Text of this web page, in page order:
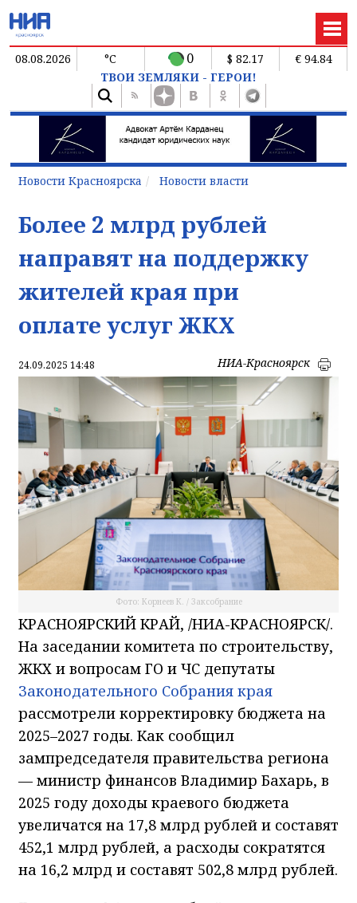
08.08.2026 °C 0 $ 82.17
€ 94.84
ТВОИ ЗЕМЛЯКИ - ГЕРОИ!
Новости Красноярска Новости власти
Более 2 млрд рублей
направят на поддержку
жителей края при
оплате услуг ЖКХ
24.09.2025 14:48 НИА-Красноярск
Фото: Корнеев К. / Заксобрание
КРАСНОЯРСКИЙ КРАЙ, /НИА-КРАСНОЯРСК/.
На заседании комитета по строительству,
ЖКХ и вопросам ГО и ЧС депутаты
Законодательного Собрания края
рассмотрели корректировку бюджета на
2025–2027 годы. Как сообщил
зампредседателя правительства региона
— министр финансов Владимир Бахарь, в
2025 году доходы краевого бюджета
увеличатся на 17,8 млрд рублей и составят
452,1 млрд рублей, а расходы сократятся
на 16,2 млрд и составят 502,8 млрд рублей.